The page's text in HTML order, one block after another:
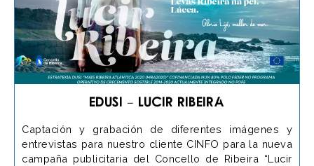
EDUSI – Lucir Ribeira
Captación y grabación de diferentes imágenes y
entrevistas para nuestro cliente CINFO para la nueva
campaña publicitaria del Concello de Ribeira “Lucir